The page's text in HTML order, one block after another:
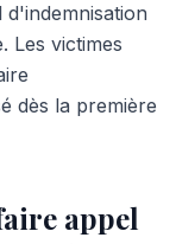
Les victimes
dès la première
appel